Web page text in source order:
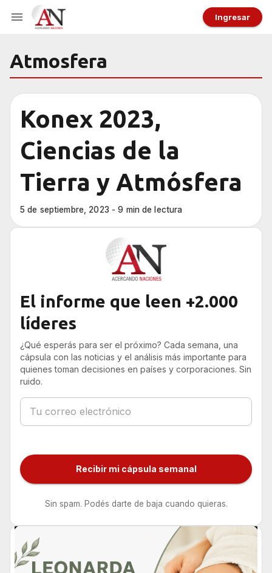
Ingresar
Atmosfera
Konex 2023,
Ciencias de la
Tierra y Atmósfera
5 de septiembre, 2023 - 9 min de lectura
El informe que leen +2.000
líderes
¿Qué esperás para ser el próximo? Cada semana, una
cápsula con las noticias y el análisis más importante para
quienes toman decisiones en países y corporaciones. Sin
ruido.
Recibir mi cápsula semanal
Sin spam. Podés darte de baja cuando quieras.